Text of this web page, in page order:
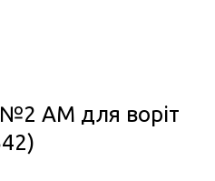
№2 АМ для воріт